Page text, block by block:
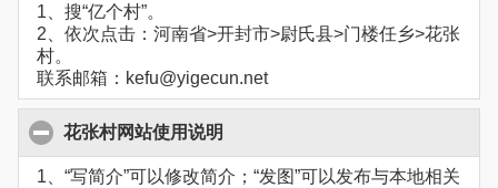
1、搜“亿个村”。
2、依次点击：河南省>开封市>尉氏县>门楼任乡>花张
村。
联系邮箱：kefu@yigecun.net
花张村网站使用说明
1、“写简介”可以修改简介；“发图”可以发布与本地相关